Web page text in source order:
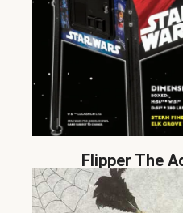
Flipper The